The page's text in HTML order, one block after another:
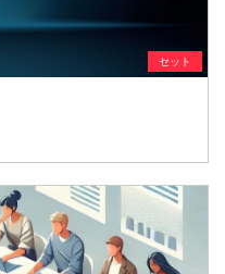
セット